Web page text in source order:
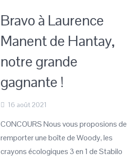
Bravo à Laurence
Manent de Hantay,
notre grande
gagnante !
16 août 2021
CONCOURS Nous vous proposions de
remporter une boîte de Woody, les
crayons écologiques 3 en 1 de Stabilo